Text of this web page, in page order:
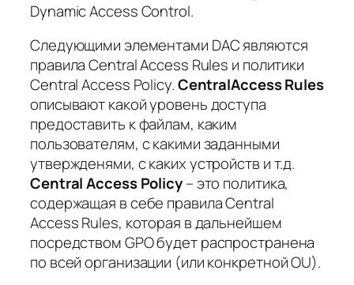
Dynamic Access Control.
Следующими элементами DAC являются
правила Central Access Rules и политики
Central Access Policy.CentralAccessRules
описывают какой уровень доступа
предоставить к файлам, каким
пользователям, с какими заданными
утвержденями, с каких устройств и т.д.
CentralAccessPolicy– это политика,
содержащая в себе правила Central
Access Rules, которая в дальнейшем
посредством GPO будет распространена
по всей организации (или конкретной OU).